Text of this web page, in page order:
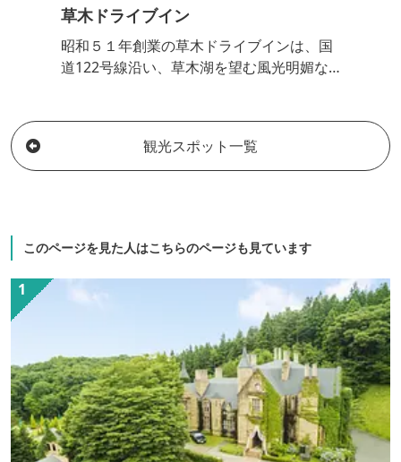
草木ドライブイン
昭和５１年創業の草木ドライブインは、国
道122号線沿い、草木湖を望む風光明媚な
観光スポット一覧
このページを見た人はこちらのページも見ています